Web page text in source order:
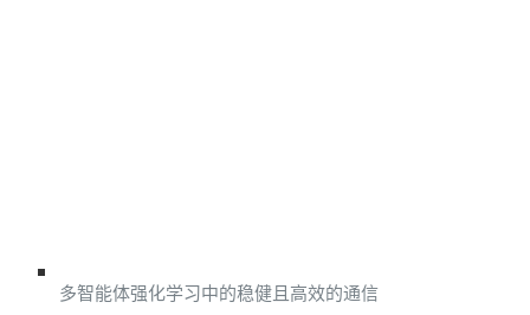
多智能体强化学习中的稳健且高效的通信